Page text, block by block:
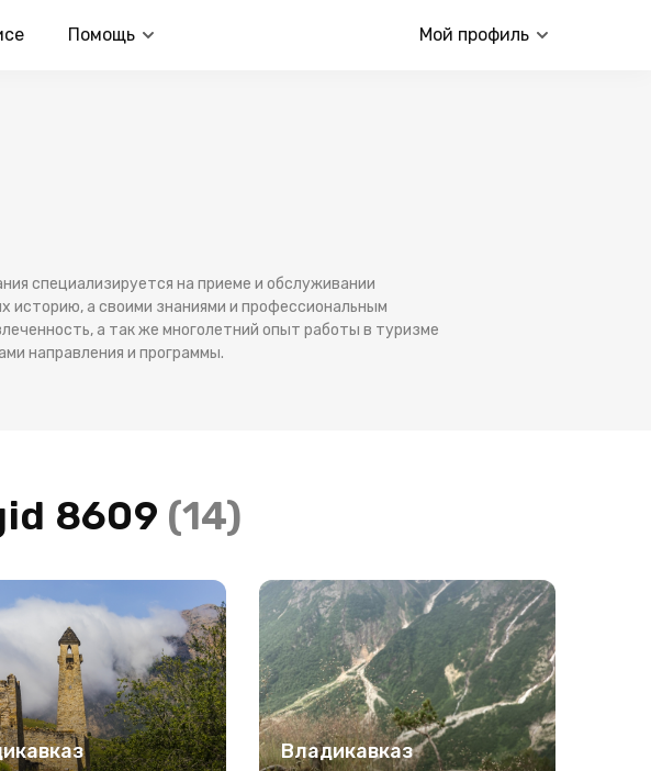
Помощь Мой профиль
специализируется на приеме и обслуживании
историю, а своими знаниями и профессиональным
а так же многолетний опыт работы в туризме
направления и программы.
8609 (14)
Владикавказ